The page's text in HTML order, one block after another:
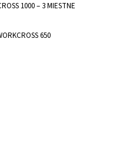
1000 – 3 MIESTNE
650